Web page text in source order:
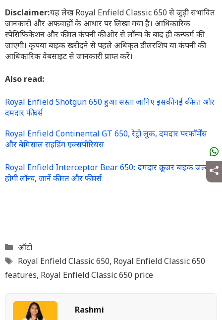
Disclaimer:यह लेख Royal Enfield Classic 650 से जुड़ी संभावित
जानकारी और अफवाहों के आधार पर लिखा गया है। आधिकारिक
स्पेसिफिकेशन और कीमत कंपनी की ओर से लॉन्च के बाद ही कन्फर्म की
जाएगी। कृपया बाइक खरीदने से पहले अधिकृत डीलरशिप या कंपनी की
आधिकारिक वेबसाइट से जानकारी प्राप्त करें।
Also read:
Royal Enfield Shotgun 650 हुआ सस्ता जानिए इसकी नई कीमत और
दमदार फीचर्स
Royal Enfield Continental GT 650, रेट्रो लुक, दमदार परफॉर्मेंस
और बेमिसाल राइडिंग एक्सपीरियंस
Royal Enfield Interceptor Bear 650: दमदार क्रूजर बाइक जल्द
होगी लॉन्च, जानें कीमत और फीचर्स
Categories
ऑटो
Tags
Royal Enfield Classic 650, Royal Enfield Classic 650
features, Royal Enfield Classic 650 price
Rashmi